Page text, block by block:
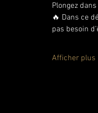
Plongez
🔥 Dans ce
pas besoin
Afficher plus